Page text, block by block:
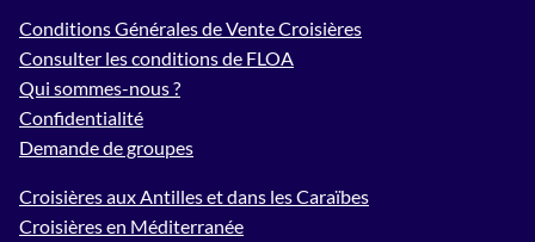
Conditions Générales de Vente Croisières
Consulter les conditions de FLOA
Qui sommes-nous ?
Confidentialité
Demande de groupes
Croisières aux Antilles et dans les Caraïbes
Croisières en Méditerranée